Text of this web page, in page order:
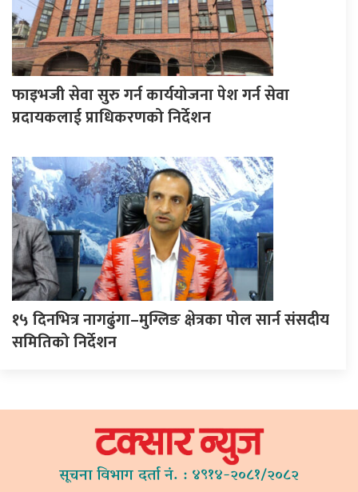
फाइभजी सेवा सुरु गर्न कार्ययोजना पेश गर्न सेवा
प्रदायकलाई प्राधिकरणको निर्देशन
१५ दिनभित्र नागढुंगा–मुग्लिङ क्षेत्रका पोल सार्न संसदीय
समितिको निर्देशन
सूचना विभाग दर्ता नं. : ४९१४-२०८१/२०८२